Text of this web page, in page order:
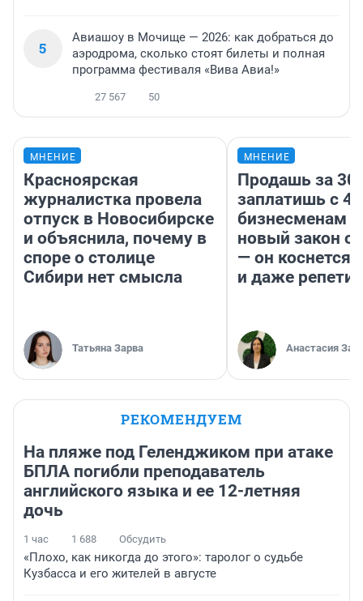
5
Авиашоу в Мочище — 2026: как добраться до
аэродрома, сколько стоят билеты и полная
программа фестиваля «Вива Авиа!»
27 567 50
МНЕНИЕ
Красноярская
журналистка провела
отпуск в Новосибирске
и объяснила, почему в
споре о столице
Сибири нет смысла
Татьяна Зарва
МНЕНИЕ
Продашь за
заплатишь с
бизнесменам
новый закон о
— он коснется
и даже
Анастасия
РЕКОМЕНДУЕМ
На пляже под Геленджиком при атаке
БПЛА погибли преподаватель
английского языка и ее 12-летняя
дочь
1 час 1 688 Обсудить
«Плохо, как никогда до этого»: таролог о судьбе
Кузбасса и его жителей в августе